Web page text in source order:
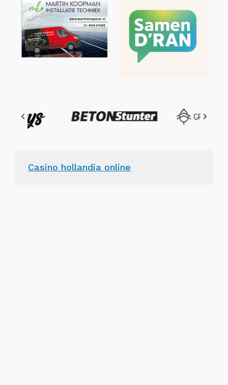
Casino hollandia online